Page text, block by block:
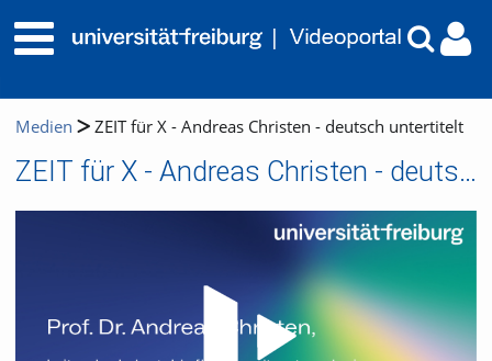
Medien ZEIT für X - Andreas Christen - deutsch untertitelt
ZEIT für X - Andreas Christen - deutsch untertitelt